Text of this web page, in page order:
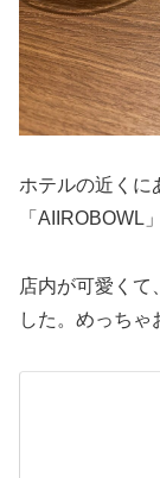
ホテルの近くに
「AIIROBOWL
店内が可愛くて
した。めっちゃ